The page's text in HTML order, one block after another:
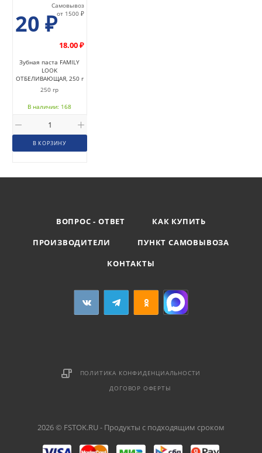
20 ₽
Самовывоз
от 1500 ₽
18.00 ₽
Зубная паста FAMILY
LOOK
ОТБЕЛИВАЮЩАЯ, 250 г
250 гр
В наличии: 168
В КОРЗИНУ
ВОПРОС - ОТВЕТ
КАК КУПИТЬ
ПРОИЗВОДИТЕЛИ
ПУНКТ САМОВЫВОЗА
КОНТАКТЫ
ПОЛИТИКА КОНФИДЕНЦИАЛЬНОСТИ
ДОГОВОР ОФЕРТЫ
2026 © FSTOK.RU - Продукты с подходящим сроком